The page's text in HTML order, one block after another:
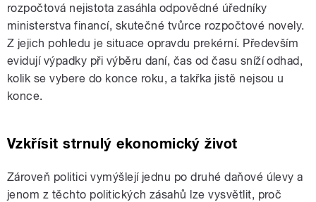
rozpočtová nejistota zasáhla odpovědné úředníky
ministerstva financí, skutečné tvůrce rozpočtové novely.
Z jejich pohledu je situace opravdu prekérní. Především
evidují výpadky při výběru daní, čas od času sníží odhad,
kolik se vybere do konce roku, a takřka jistě nejsou u
konce.
Vzkřísit strnulý ekonomický život
Zároveň politici vymýšlejí jednu po druhé daňové úlevy a
jenom z těchto politických zásahů lze vysvětlit, proč